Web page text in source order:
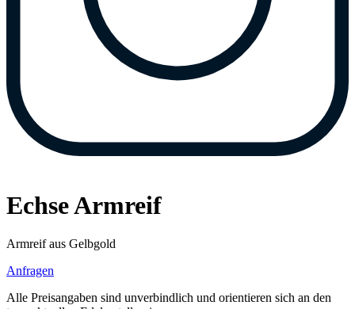
Echse Armreif
Armreif aus Gelbgold
Anfragen
Alle Preisangaben sind unverbindlich und orientieren sich an den